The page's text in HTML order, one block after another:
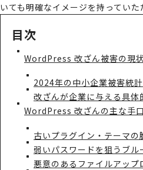
いても明確なイメージを持っていた
目次
WordPress 改ざん被害の現
2024年の中小企業被害統計
改ざんが企業に与える具体
WordPress 改ざんの主な手
古いプラグイン・テーマ
弱いパスワードを狙うブル
悪意のあるファイルアップ